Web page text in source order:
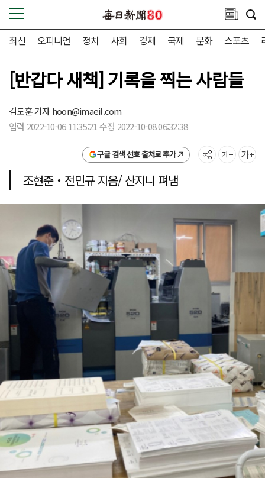
최신 오피니언 정치 사회 경제 국제 문화 스포츠
[반갑다 새책] 기록을 찍는 사람들
김도훈 기자hoon@imaeil.com
입력 2022-10-06 11:35:21 수정 2022-10-08 06:32:38
구글 검색 선호 출처로 추가
조현준‧전민규 지음/ 산지니 펴냄